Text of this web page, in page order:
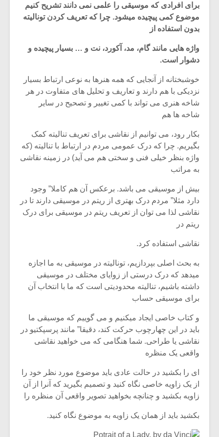
برای افرادی که موسیقی را علمی نمی دانند تشریح کنیم
موضوع کمی پیچیده میشود. چرا که تعریف کردن تونالیته
بدون استفاده از
واژه هایی مانند گام، مد، آکورد، نت و … بسیار پیچیده و
دشوار است.
خوشبختانه از آنجایی که همه هنرها به نوعی ارتباط بسیار
نزدیکی با هم دارند و تعاریف و تحلیل های متفاوت در هر
شاخه هنری می تواند با کمی تغییر و تصحیح در سایر
شاخه ها هم
بکار رود، می توانیم از نقاشی برای تعریف تنالیته کمک
بگیریم. چرا که درک عمومی مردم در ارتباط با تنالیته (که
واژه بنظر خیلی فنی و سختی هم می آید) در زمینه نقاشی
به مراتب
بیش از موسیقی می باشد. برعکس آن هم کاملا” وجود
دارد مثلا” مردم درک بهتری از ریتم در موسیقی دارند تا در
نقاشی لذا می توان از تعریف ریتم در موسیقی برای درک
ریتم در
نقاشی استفاده کرد.
به بحث اصلی بپردازیم، تونالیته در موسیقی به ما اجازه
میدهد که درک درستی از زوایای مختلف در موسیقی
داشته باشیم، تنالیته محدودیتی است که ما با انتخاب آن
برای موسیقی حساب
و کتاب خاصی ایجاد میکنیم و می گوییم که موسیقی ما
باید در این چهارچوب حرکت کند، دقیقا” مانند پرسپکتیو در
نقاشی یا طراحی. شما هنگامی که می خواهید نقاشی
واقعی یک منظره
ای را بکشید در حالت عادی باید موضوع مورد نظر خود را
از یک زاویه خاصی نگاه کنید و تصمیم بگیرید که آنرا از آن
زاویه بکشید و چنانچه بخواهید تصویر واقعی آن منظره را
بکشید باید از همان یک زاویه به موضوع نگاه کنید.
میکلوش روژا
یادداشتی بر موسیقی
متن فیلم «متری
شیش و نیم»
مشهورترین باشی،
بدنام ترین باش
موریس ژار
دوره
برگزار
موسیقی